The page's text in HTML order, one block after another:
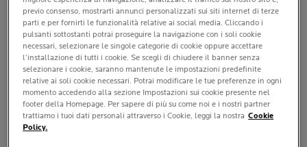
665010974
Get Directions
4050391 - FARMACRIMI STAZIONE TERMINI -
T3
VIA DELL AEREPORTO FIUMICINO
previo consenso, mostrarti annunci personalizzati sui siti internet di terze
parti e per fornirti le funzionalità relative ai social media. Cliccando i
pulsanti sottostanti potrai proseguire la navigazione con i soli cookie
necessari, selezionare le singole categorie di cookie oppure accettare
l’installazione di tutti i cookie. Se scegli di chiudere il banner senza
selezionare i cookie, saranno mantenute le impostazioni predefinite
relative ai soli cookie necessari. Potrai modificare le tue preferenze in ogni
momento accedendo alla sezione Impostazioni sui cookie presente nel
footer della Homepage. Per sapere di più su come noi e i nostri partner
trattiamo i tuoi dati personali attraverso i Cookie, leggi la nostra Cookie
Policy.